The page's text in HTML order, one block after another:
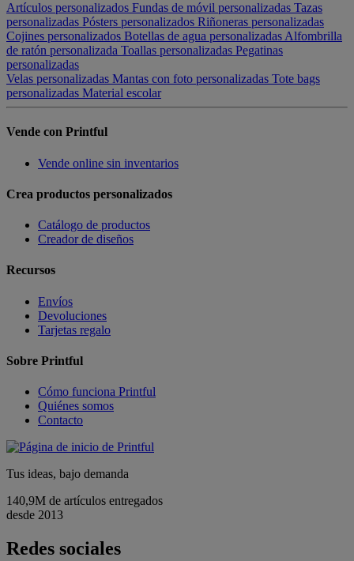
Artículos personalizados Fundas de móvil personalizadas Tazas
personalizadas Pósters personalizados Riñoneras personalizadas
Cojines personalizados Botellas de agua personalizadas Alfombrilla
de ratón personalizada Toallas personalizadas Pegatinas
personalizadas
Velas personalizadas Mantas con foto personalizadas Tote bags
personalizadas Material escolar
Vende con Printful
Vende online sin inventarios
Crea productos personalizados
Catálogo de productos
Creador de diseños
Recursos
Envíos
Devoluciones
Tarjetas regalo
Sobre Printful
Cómo funciona Printful
Quiénes somos
Contacto
Tus ideas, bajo demanda
140,9M de artículos entregados
desde 2013
Redes sociales